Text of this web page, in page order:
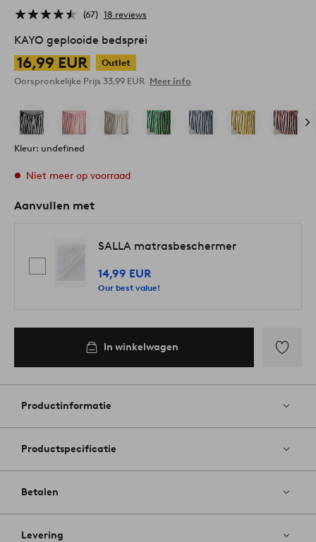
67 18 reviews
KAYO geplooide bedsprei
16,99 EUR
Outlet
Oorspronkelijke Prijs 33,99 EUR Meer info
Kleur: undefined
Niet meer op voorraad
Aanvullen met
SALLA matrasbeschermer
14,99 EUR
Our best value!
In winkelwagen
aan
Productinformatie
Productspecificatie
Betalen
Levering